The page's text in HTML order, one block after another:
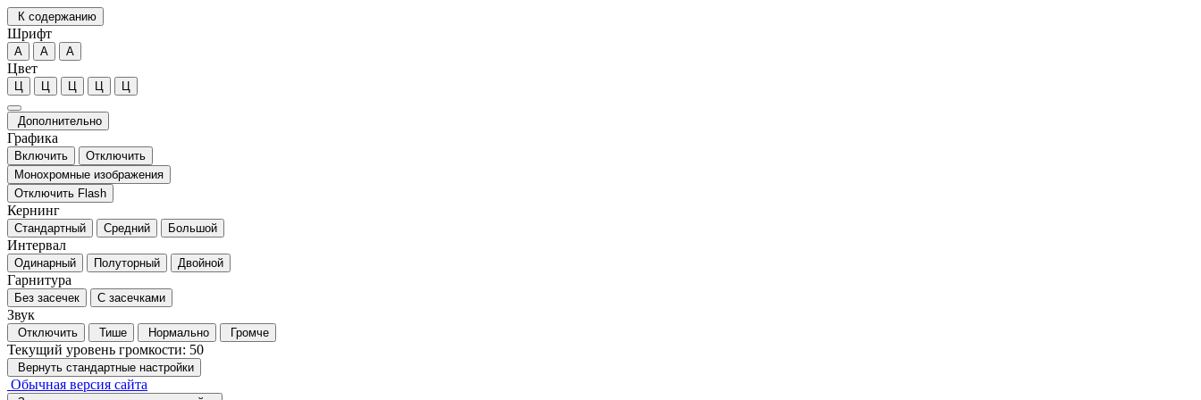
К содержанию
Шрифт
А А А
Цвет
Ц Ц Ц Ц Ц
Дополнительно
Графика
Включить
Отключить
Монохромные изображения
Отключить Flash
Кернинг
Стандартный Средний Большой
Интервал
Одинарный Полуторный Двойной
Гарнитура
Без засечек С засечками
Звук
Отключить Тише Нормально Громче
Текущий уровень громкости: 50
Вернуть стандартные настройки
Обычная версия сайта